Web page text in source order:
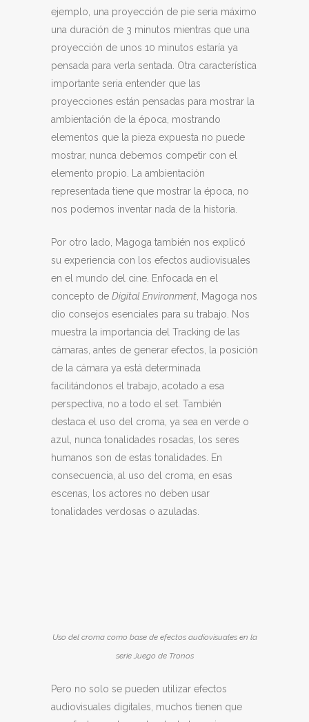
ejemplo, una proyección de pie seria máximo
una duración de 3 minutos mientras que una
proyección de unos 10 minutos estaría ya
pensada para verla sentada. Otra característica
importante seria entender que las
proyecciones están pensadas para mostrar la
ambientación de la época, mostrando
elementos que la pieza expuesta no puede
mostrar, nunca debemos competir con el
elemento propio. La ambientación
representada tiene que mostrar la época, no
nos podemos inventar nada de la historia.
Por otro lado, Magoga también nos explicó
su experiencia con los efectos audiovisuales
en el mundo del cine. Enfocada en el
concepto de Digital Environment , Magoga nos
dio consejos esenciales para su trabajo. Nos
muestra la importancia del Tracking de las
cámaras, antes de generar efectos, la posición
de la cámara ya está determinada
facilitándonos el trabajo, acotado a esa
perspectiva, no a todo el set. También
destaca el uso del croma, ya sea en verde o
azul, nunca tonalidades rosadas, los seres
humanos son de estas tonalidades. En
consecuencia, al uso del croma, en esas
escenas, los actores no deben usar
tonalidades verdosas o azuladas.
Uso del croma como base de efectos audiovisuales en la
serie Juego de Tronos
Pero no solo se pueden utilizar efectos
audiovisuales digitales, muchos tienen que